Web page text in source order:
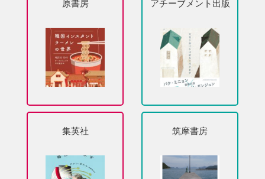
原書房 アチーブメント出版
集英社 筑摩書房